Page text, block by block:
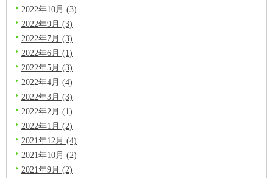
2022年10月 (3)
2022年9月 (3)
2022年7月 (3)
2022年6月 (1)
2022年5月 (3)
2022年4月 (4)
2022年3月 (3)
2022年2月 (1)
2022年1月 (2)
2021年12月 (4)
2021年10月 (2)
2021年9月 (2)